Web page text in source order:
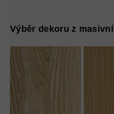
Výběr dekoru z